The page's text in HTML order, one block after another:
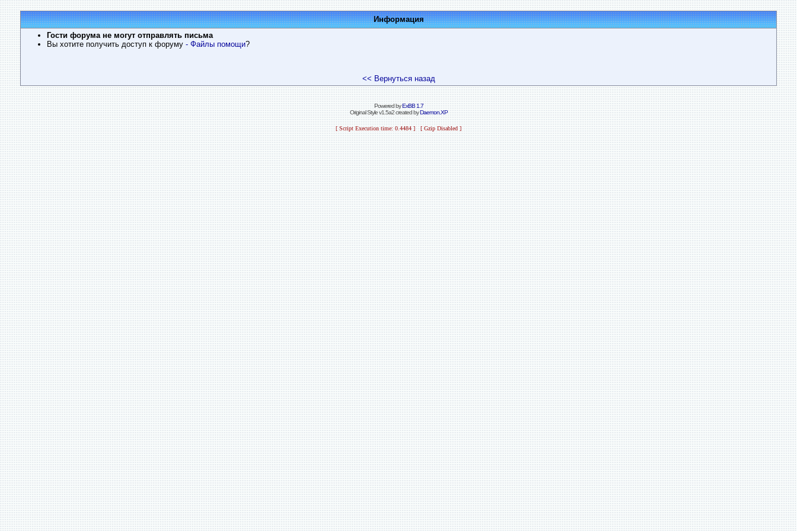
Информация
Гости форума не могут отправлять письма
Вы хотите получить доступ к форуму - Файлы помощи?
<< Вернуться назад
Powered byExBB 1.7
Original Style v1.5a2 created byDaemon.XP
[ Script Execution time: 0.4484 ] [ Gzip Disabled ]